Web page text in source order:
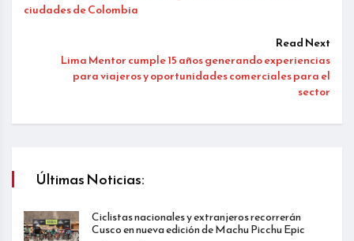
ciudades de Colombia
Read Next
Lima Mentor cumple 15 años generando experiencias
para viajeros y oportunidades comerciales para el
sector
Últimas Noticias:
Ciclistas nacionales y extranjeros recorrerán
Cusco en nueva edición de Machu Picchu Epic